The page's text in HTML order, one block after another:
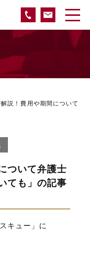
説！費用や期間について
ついて弁護士
ても」の記事
キュー」に